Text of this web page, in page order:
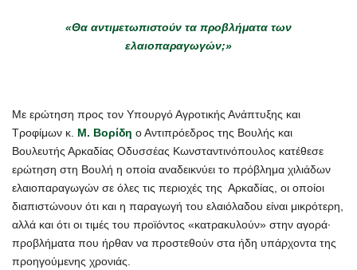
«Θα αντιμετωπιστούν τα προβλήματα των
ελαιοπαραγωγών;»
Με ερώτηση προς τον Υπουργό Αγροτικής Ανάπτυξης και
Τροφίμων κ. Μ. Βορίδη ο Αντιπρόεδρος της Βουλής και
Βουλευτής Αρκαδίας Οδυσσέας Κωνσταντινόπουλος κατέθεσε
ερώτηση στη Βουλή η οποία αναδεικνύει το πρόβλημα χιλιάδων
ελαιοπαραγωγών σε όλες τις περιοχές της Αρκαδίας, οι οποίοι
διαπιστώνουν ότι και η παραγωγή του ελαιόλαδου είναι μικρότερη,
αλλά και ότι οι τιμές του προϊόντος «κατρακυλούν» στην αγορά∙
προβλήματα που ήρθαν να προστεθούν στα ήδη υπάρχοντα της
προηγούμενης χρονιάς.